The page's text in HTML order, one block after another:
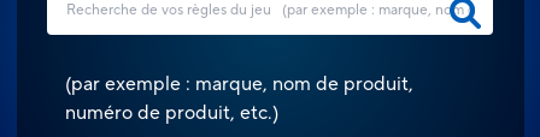
(par exemple : marque, nom de produit,
numéro de produit, etc.)